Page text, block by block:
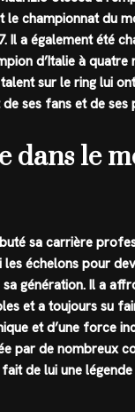
championnat du
Il a également été
d’Italie à quatre
sur le ring lui
ses fans et de ses
dans le
sa carrière
échelons pour
génération. Il a
et a toujours su
et d’une force
par de nombreux
de lui une